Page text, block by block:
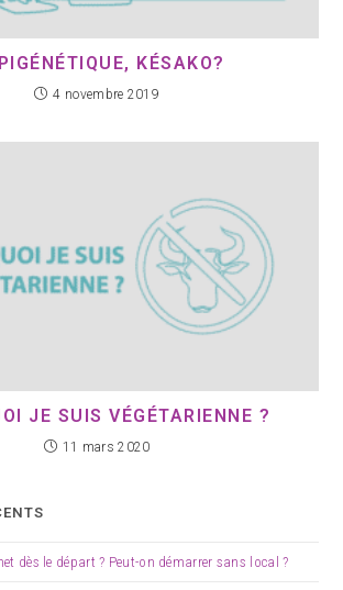
KÉSAKO?
4 novembre 2019
JE SUIS VÉGÉTARIENNE ?
11 mars 2020
dès le départ ? Peut-on démarrer sans local ?